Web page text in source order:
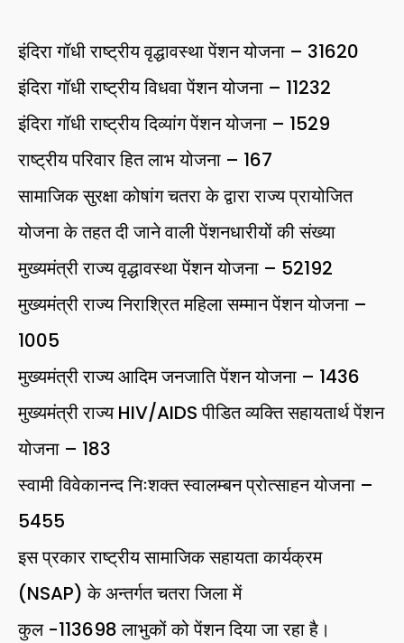
इंदिरा गॉधी राष्ट्रीय वृद्धावस्था पेंशन योजना – 31620
इंदिरा गॉधी राष्ट्रीय विधवा पेंशन योजना – 11232
इंदिरा गॉधी राष्ट्रीय दिव्यांग पेंशन योजना – 1529
राष्ट्रीय परिवार हित लाभ योजना – 167
सामाजिक सुरक्षा कोषांग चतरा के द्वारा राज्य प्रायोजित
योजना के तहत दी जाने वाली पेंशनधारीयों की संख्या
मुख्यमंत्री राज्य वृद्धावस्था पेंशन योजना – 52192
मुख्यमंत्री राज्य निराश्रित महिला सम्मान पेंशन योजना –
1005
मुख्यमंत्री राज्य आदिम जनजाति पेंशन योजना – 1436
मुख्यमंत्री राज्य HIV/AIDS पीडित व्यक्ति सहायतार्थ पेंशन
योजना – 183
स्वामी विवेकानन्द निःशक्त स्वालम्बन प्रोत्साहन योजना –
5455
इस प्रकार राष्ट्रीय सामाजिक सहायता कार्यक्रम
(NSAP) के अन्तर्गत चतरा जिला में
कुल -113698 लाभुकों को पेंशन दिया जा रहा है।